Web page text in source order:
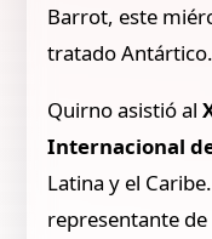
Barrot, este
tratado Antártico.
Quirno asistió al
Internacional de
Latina y el
representante